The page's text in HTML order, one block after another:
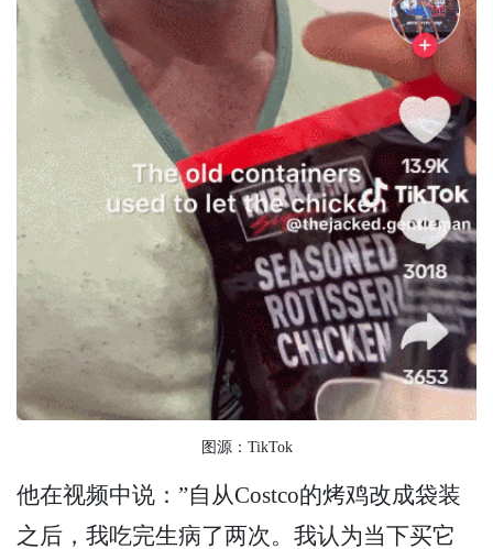
图源：TikTok
他在视频中说：”自从Costco的烤鸡改成袋装
之后，我吃完生病了两次。我认为当下买它